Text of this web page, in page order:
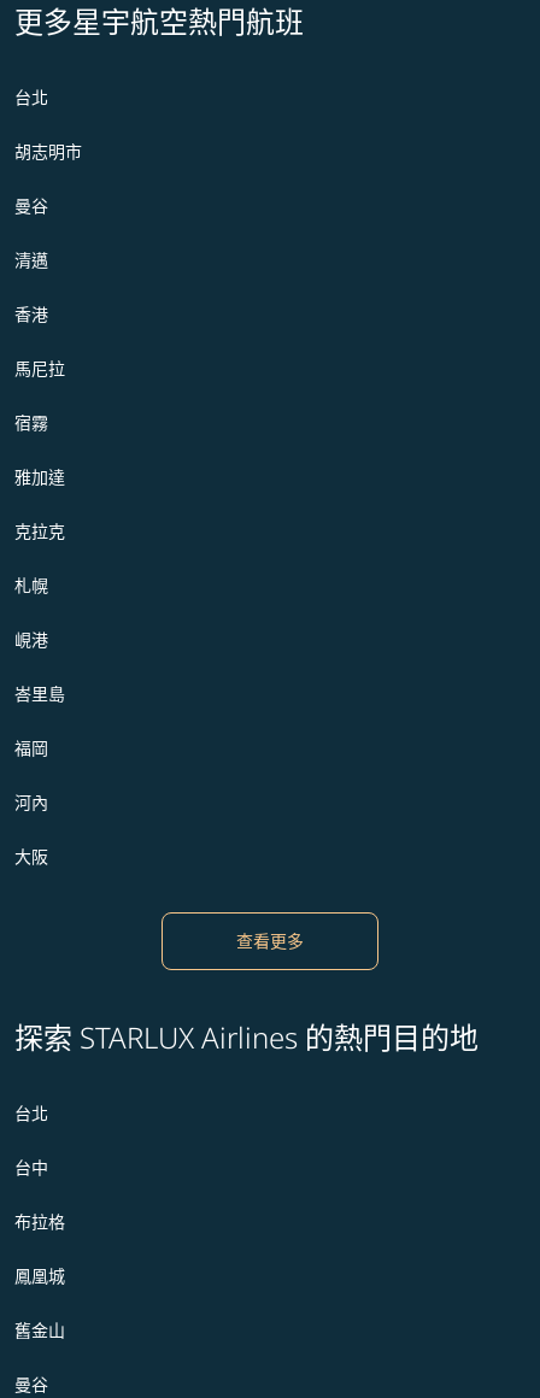
更多星宇航空熱門航班
台北
胡志明市
曼谷
清邁
香港
馬尼拉
宿霧
雅加達
克拉克
札幌
峴港
峇里島
福岡
河內
大阪
查看更多
探索 STARLUX Airlines 的熱門目的地
台北
台中
布拉格
鳳凰城
舊金山
曼谷